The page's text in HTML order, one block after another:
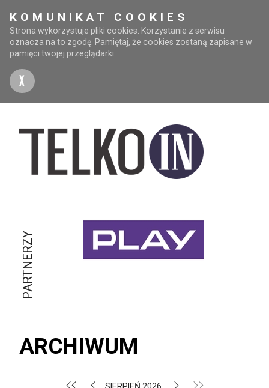
KOMUNIKAT COOKIES
Strona wykorzystuje pliki cookies. Korzystanie z serwisu
oznacza na to zgodę. Pamiętaj, że cookies zostaną zapisane w
pamięci twojej przeglądarki.
X
PARTNERZY
ARCHIWUM